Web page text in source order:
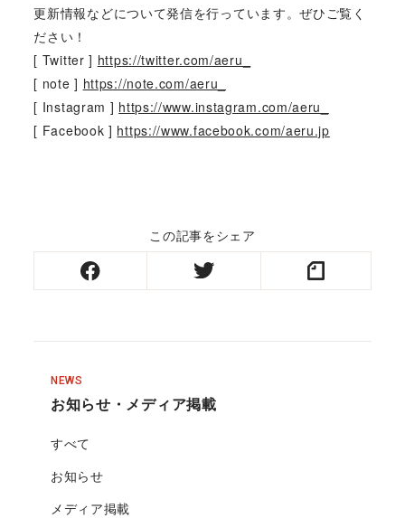
更新情報などについて発信を行っています。ぜひご覧く
ださい！
[ Twitter ] https://twitter.com/aeru_
[ note ] https://note.com/aeru_
[ Instagram ] https://www.instagram.com/aeru_
[ Facebook ] https://www.facebook.com/aeru.jp
この記事をシェア
NEWS
お知らせ・メディア掲載
すべて
お知らせ
メディア掲載